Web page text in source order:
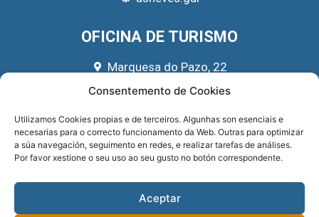
Consentemento de Cookies
Utilizamos Cookies propias e de terceiros. Algunhas son esenciais e
necesarias para o correcto funcionamento da Web. Outras para optimizar
a súa navegación, seguimento en redes, e realizar tarefas de análises.
Por favor xestione o seu uso ao seu gusto no botón correspondente.
Aceptar
OFICINA DE TURISMO
Marquesa do Pazo, 22
666 39 45 65
REDES SOCIAIS